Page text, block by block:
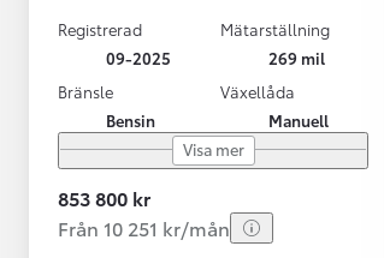
Från 599 900 kr
HYBRID
Registrerad
09-2025
Mätarställning
269 mil
Bränsle
Bensin
Växellåda
Manuell
Visa mer
853 800 kr
Från 10 251 kr/mån